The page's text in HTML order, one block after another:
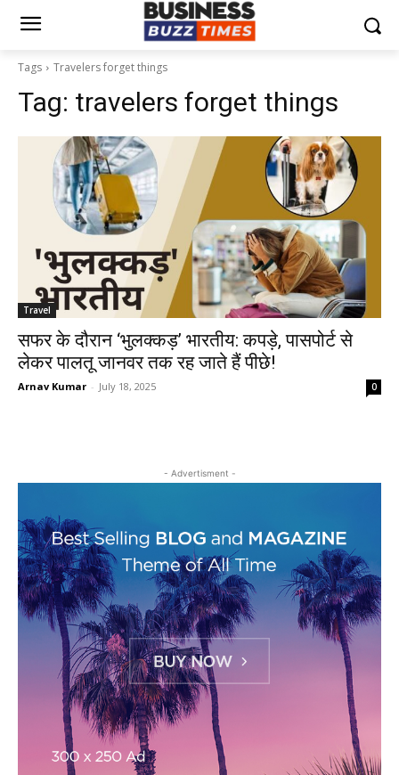
Tags Travelers forget things
Tag: travelers forget things
Travel
सफर के दौरान ‘भुलक्कड़’ भारतीय: कपड़े, पासपोर्ट से
लेकर पालतू जानवर तक रह जाते हैं पीछे!
Arnav Kumar - July 18, 2025 0
- Advertisment -